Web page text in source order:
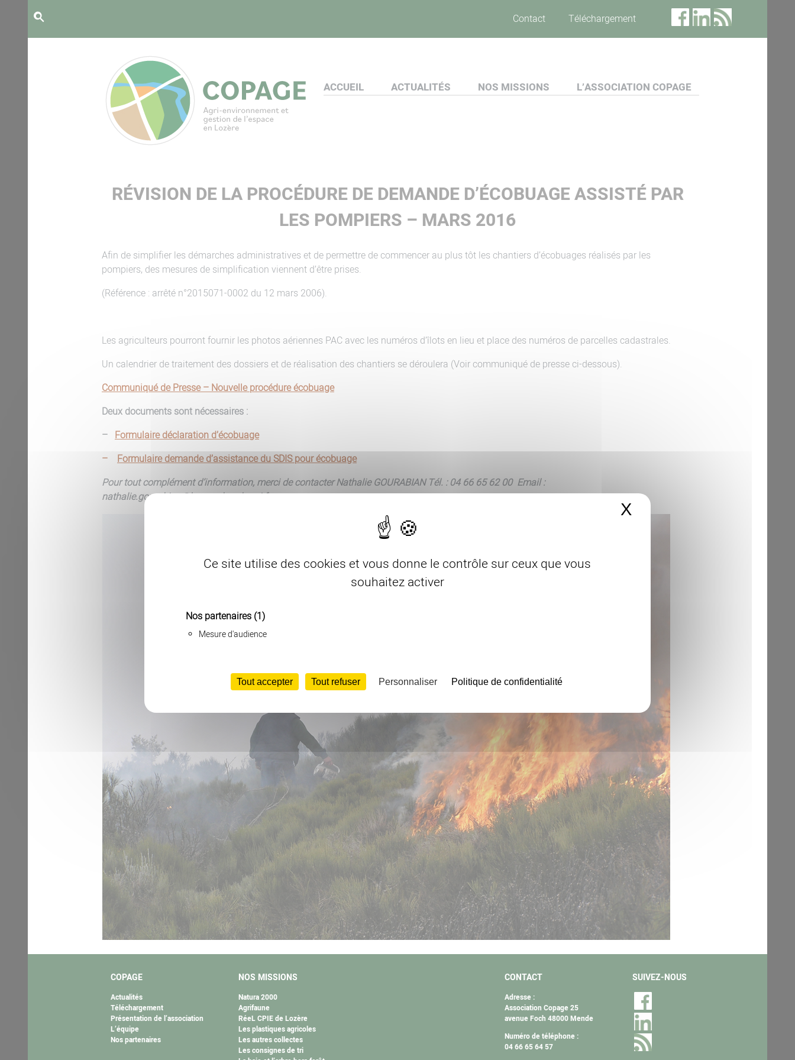
Ce site utilise des cookies et vous donne le contrôle sur ceux que vous
souhaitez activer
Nos partenaires (1)
Mesure d'audience
Tout accepter Tout refuser Personnaliser Politique de confidentialité
X Masquer le
Contact Téléchargement
ACCUEIL ACTUALITÉS NOS MISSIONS L’ASSOCIATION COPAGE
RÉVISION DE LA PROCÉDURE DE DEMANDE D’ÉCOBUAGE ASSISTÉ PAR
LES POMPIERS – MARS 2016
Afin de simplifier les démarches administratives et de permettre de commencer au plus tôt les chantiers d’écobuages réalisés par les
pompiers, des mesures de simplification viennent d’être prises.
(Référence : arrêté n°2015071-0002 du 12 mars 2006).
Les agriculteurs pourront fournir les photos aériennes PAC avec les numéros d’îlots en lieu et place des numéros de parcelles cadastrales.
Un calendrier de traitement des dossiers et de réalisation des chantiers se déroulera (Voir communiqué de presse ci-dessous).
Communiqué de Presse – Nouvelle procédure écobuage
Deux documents sont nécessaires :
– Formulaire déclaration d’écobuage
– Formulaire demande d’assistance du SDIS pour écobuage
Pour tout complément d’information, merci de contacter Nathalie GOURABIAN Tél. : 04 66 65 62 00 Email :
nathalie.gourabian@lozere.chambagri.fr
COPAGE
Actualités
Téléchargement
Présentation de l’association
L’équipe
Nos partenaires
NOS MISSIONS
Natura 2000
Agrifaune
RéeL CPIE de Lozère
Les plastiques agricoles
Les autres collectes
Les consignes de tri
CONTACT
Adresse :
Association Copage 25
avenue Foch 48000 Mende
Numéro de téléphone :
04 66 65 64 57
SUIVEZ-NOUS